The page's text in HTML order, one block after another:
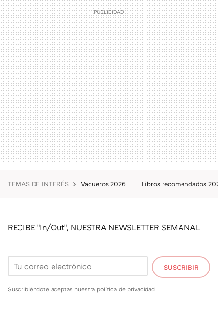
TEMAS DE INTERÉS Vaqueros 2026 Libros recomendados
RECIBE "In/Out", NUESTRA NEWSLETTER SEMANAL
SUSCRIBIR
Suscribiéndote aceptas nuestra política de privacidad